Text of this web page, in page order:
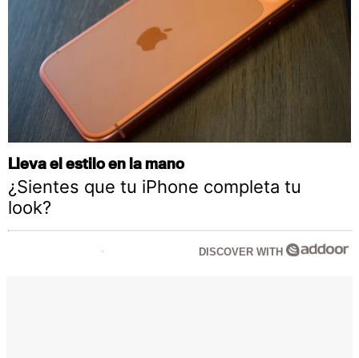
Lleva el estilo en la mano
¿Sientes que tu iPhone completa tu
look?
DISCOVER WITH